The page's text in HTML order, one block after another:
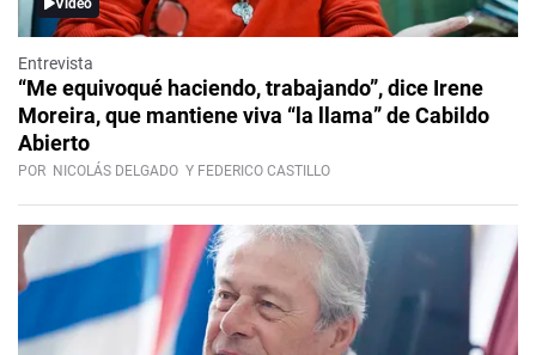
Video
Entrevista
“Me equivoqué haciendo, trabajando”, dice Irene
Moreira, que mantiene viva “la llama” de Cabildo
Abierto
POR NICOLÁS DELGADO Y FEDERICO CASTILLO